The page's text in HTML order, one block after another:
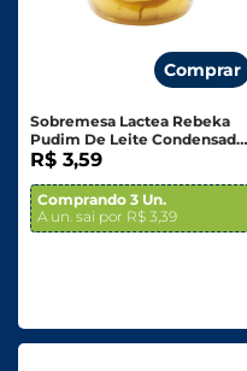
Comprar
Sobremesa Lactea Rebeka
Pudim De Leite Condensado
120g
R$ 3,59
Comprando 3 Un.
A un. sai por R$ 3,39